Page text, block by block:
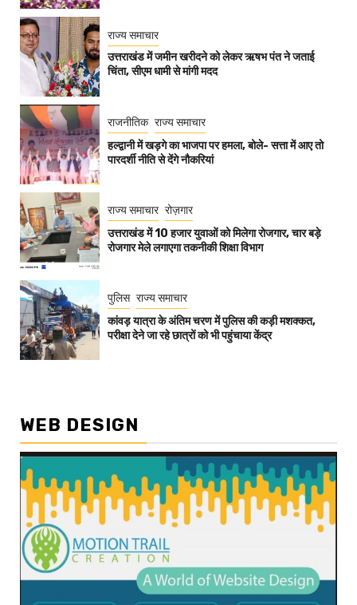
राज्य समाचार
उत्तराखंड में जमीन खरीदने को लेकर ऋषभ पंत ने जताई
चिंता, सीएम धामी से मांगी मदद
राजनीतिक राज्य समाचार
हल्द्वानी में खड़गे का भाजपा पर हमला, बोले- सत्ता में आए तो
पारदर्शी नीति से देंगे नौकरियां
राज्य समाचार रोज़गार
उत्तराखंड में 10 हजार युवाओं को मिलेगा रोजगार, चार बड़े
रोजगार मेले लगाएगा तकनीकी शिक्षा विभाग
पुलिस राज्य समाचार
कांवड़ यात्रा के अंतिम चरण में पुलिस की कड़ी मशक्कत,
परीक्षा देने जा रहे छात्रों को भी पहुंचाया केंद्र
WEB DESIGN